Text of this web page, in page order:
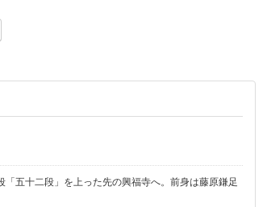
五十二段」を上った先の興福寺へ。前身は藤原鎌足